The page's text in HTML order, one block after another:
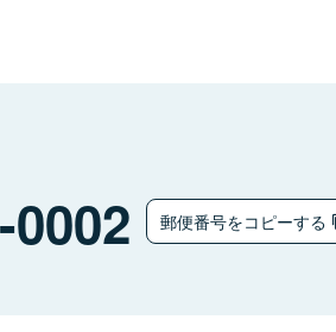
郵便番号をコピーする